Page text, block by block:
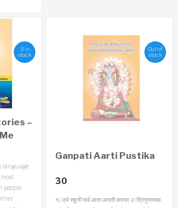
3 in
stock
–
language
people
Out of
stock
Ganpati Aarti Pustika
30
१) उभे राहूनी सर्व आता आरती करुया २) त्रिगुणात्मक